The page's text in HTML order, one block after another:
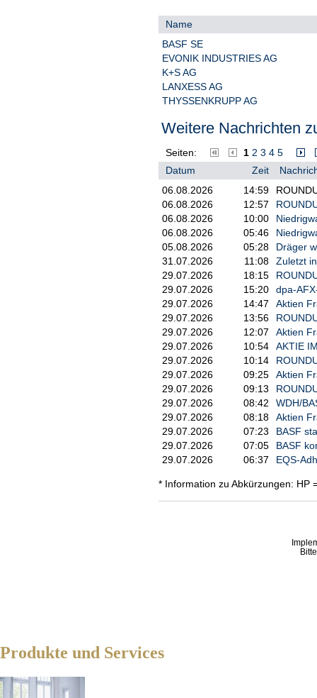
Name
BASF SE
EVONIK INDUSTRIES AG
K+S AG
LANXESS AG
THYSSENKRUPP AG
Weitere Nachrichten
Seiten: 1 2 3 4 5
Datum
Zeit
06.08.2026
14:59
06.08.2026
12:57
06.08.2026
10:00
06.08.2026
05:46
05.08.2026
05:28
Dräger
31.07.2026
11:08
Zuletzt
29.07.2026
18:15
29.07.2026
15:20
dpa-
29.07.2026
14:47
Aktien
29.07.2026
13:56
29.07.2026
12:07
Aktien
29.07.2026
10:54
AKTIE
29.07.2026
10:14
29.07.2026
09:25
Aktien
29.07.2026
09:13
29.07.2026
08:42
WDH/
29.07.2026
08:18
Aktien
29.07.2026
07:23
BASF
29.07.2026
07:05
BASF
29.07.2026
06:37 EQS-
* Information zu Abkürzungen: HP
Produkte und Services